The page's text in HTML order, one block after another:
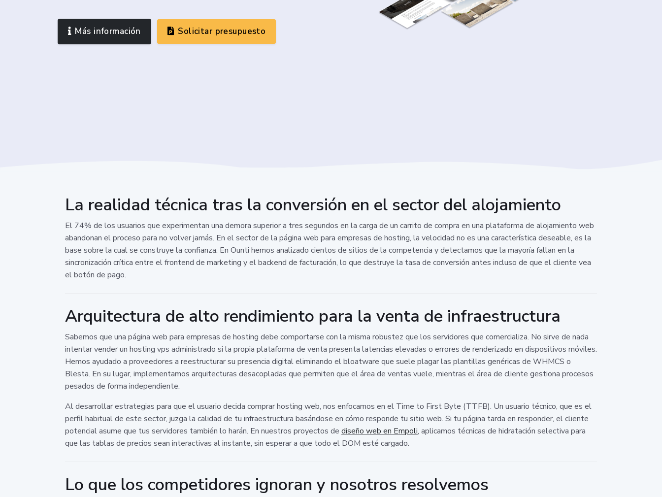
Más información Solicitar presupuesto
La realidad técnica tras la conversión en el sector del alojamiento
El 74% de los usuarios que experimentan una demora superior a tres segundos en la carga de un carrito de compra en una plataforma de alojamiento web
abandonan el proceso para no volver jamás. En el sector de la página web para empresas de hosting, la velocidad no es una característica deseable, es la
base sobre la cual se construye la confianza. En Ounti hemos analizado cientos de sitios de la competencia y detectamos que la mayoría fallan en la
sincronización crítica entre el frontend de marketing y el backend de facturación, lo que destruye la tasa de conversión antes incluso de que el cliente vea
el botón de pago.
Arquitectura de alto rendimiento para la venta de infraestructura
Sabemos que una página web para empresas de hosting debe comportarse con la misma robustez que los servidores que comercializa. No sirve de nada
intentar vender un hosting vps administrado si la propia plataforma de venta presenta latencias elevadas o errores de renderizado en dispositivos móviles.
Hemos ayudado a proveedores a reestructurar su presencia digital eliminando el bloatware que suele plagar las plantillas genéricas de WHMCS o
Blesta. En su lugar, implementamos arquitecturas desacopladas que permiten que el área de ventas vuele, mientras el área de cliente gestiona procesos
pesados de forma independiente.
Al desarrollar estrategias para que el usuario decida comprar hosting web, nos enfocamos en el Time to First Byte (TTFB). Un usuario técnico, que es el
perfil habitual de este sector, juzga la calidad de tu infraestructura basándose en cómo responde tu sitio web. Si tu página tarda en responder, el cliente
potencial asume que tus servidores también lo harán. En nuestros proyectos de diseño web en Empoli, aplicamos técnicas de hidratación selectiva para
que las tablas de precios sean interactivas al instante, sin esperar a que todo el DOM esté cargado.
Lo que los competidores ignoran y nosotros resolvemos